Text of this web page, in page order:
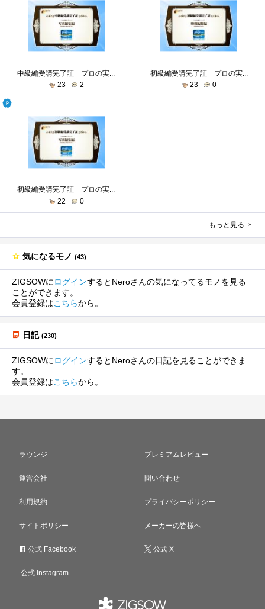
中級編受講完了証 プロの実...
23
2
初級編受講完了証 プロの実...
23
0
初級編受講完了証 プロの実...
22
0
もっと見る
気になるモノ (43)
ZIGSOWにログインするとNeroさんの気になってるモノを見る
ことができます。
会員登録はこちらから。
日記 (230)
ZIGSOWにログインするとNeroさんの日記を見ることができま
す。
会員登録はこちらから。
ラウンジ プレミアムレビュー
運営会社 問い合わせ
利用規約 プライバシーポリシー
サイトポリシー メーカーの皆様へ
公式 Facebook 公式 X
公式 Instagram